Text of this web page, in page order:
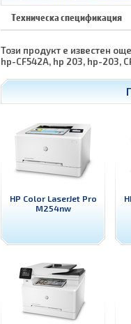
Техническа спецификация
Този продукт е известен
hp-CF542A, hp 203, hp-203,
HP Color LaserJet Pro
M254nw